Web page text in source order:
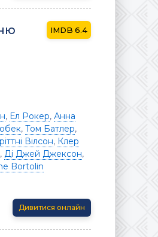
6.4
, Ел Рокер, Анна
, Том Батлер,
Вілсон, Клер
, Ді Джей Джексон,
Bortolin
Дивитися онлайн